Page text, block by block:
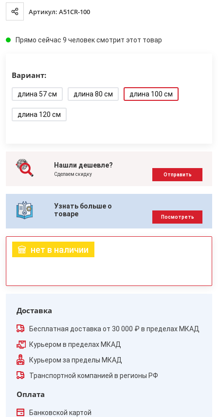
Артикул: A51CR-100
Прямо сейчас 9 человек смотрит этот товар
Вариант:
длина 57 см длина 80 см длина 100 см
длина 120 см
Нашли дешевле?
Сделаем скидку Отправить
Узнать больше о
товаре
Посмотреть
нет в наличии
Доставка
Бесплатная доставка от 30 000 ₽ в пределах МКАД
Курьером в пределах МКАД
Курьером за пределы МКАД
Транспортной компанией в регионы РФ
Оплата
Банковской картой